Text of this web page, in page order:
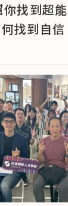
找到超
找到自